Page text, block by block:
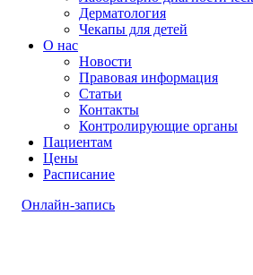
Дерматология
Чекапы для детей
О нас
Новости
Правовая информация
Статьи
Контакты
Контролирующие органы
Пациентам
Цены
Расписание
Онлайн-запись